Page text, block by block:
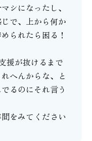
シになったし、
で、上から何か
られたら困る！
援が抜けるまで
へんからな、と
るのにそれ言う
をみてください